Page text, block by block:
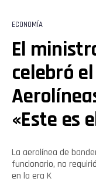
ECONOMÍA
El
celebró
«Este es
La aerolínea de
funcionario, no
en la era K